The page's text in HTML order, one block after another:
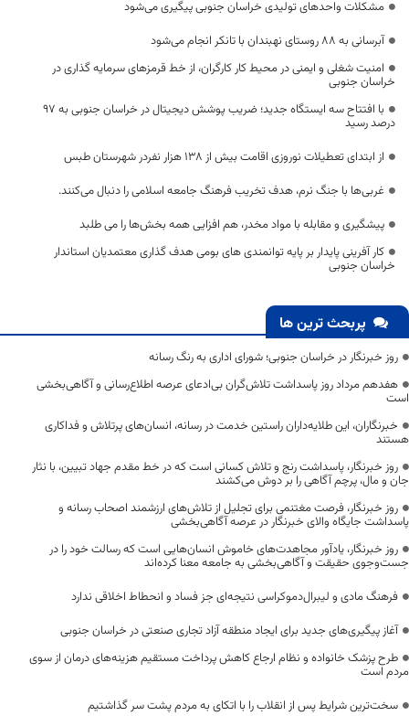
مشکلات واحدهای تولیدی خراسان جنوبی پیگیری می‌شود
آبرسانی به ۸۸ روستای نهبندان با تانکر انجام می‌شود
امنیت شغلی و ایمنی در محیط کار کارگران، از خط قرمزهای سرمایه گذاری در
خراسان جنوبی
با افتتاح سه ایستگاه جدید؛ ضریب پوشش دیجیتال در خراسان جنوبی به ۹۷
درصد رسید
از ابتدای تعطیلات نوروزی اقامت بیش از ۱۳۸ هزار نفردر شهرستان طبس
غربی‌ها با جنگ نرم، هدف تخریب فرهنگ جامعه اسلامی را دنبال می‌کنند.
پیشگیری و مقابله با مواد مخدر، هم افزایی همه بخش‌ها را می طلبد
کار آفرینی پایدار بر پایه توانمندی های بومی هدف گذاری معتمدیان استاندار
خراسان جنوبی
پربحث ترین ها
روز خبرنگار در خراسان جنوبی؛ شورای اداری به رنگ رسانه
هفدهم مرداد روز پاسداشت تلاش‌گران بی‌ادعای عرصه اطلاع‌رسانی و آگاهی‌بخشی
است
خبرنگاران، این طلایه‌داران راستین خدمت در رسانه، انسان‌های پرتلاش و فداکاری
هستند
روز خبرنگار، پاسداشت رنج و تلاش کسانی است که در خط مقدم جهاد تبیین، با نثار
جان و مال، پرچم آگاهی را بر دوش می‌کشند
روز خبرنگار، فرصت مغتنمی برای تجلیل از تلاش‌های ارزشمند اصحاب رسانه و
پاسداشت جایگاه والای خبرنگار در عرصه آگاهی‌بخشی
روز خبرنگار، یادآور مجاهدت‌های خاموش انسان‌هایی است که رسالت خود را در
جست‌وجوی حقیقت و آگاهی‌بخشی به جامعه معنا کرده‌اند
فرهنگ مادی و لیبرال‌دموکراسی نتیجه‌ای جز فساد و انحطاط اخلاقی ندارد
آغاز پیگیری‌های جدید برای ایجاد منطقه آزاد تجاری صنعتی در خراسان جنوبی
طرح پزشک خانواده و نظام ارجاع کاهش پرداخت مستقیم هزینه‌های درمان از سوی
مردم است
سخت‌ترین شرایط پس از انقلاب را با اتکای به مردم پشت سر گذاشتیم